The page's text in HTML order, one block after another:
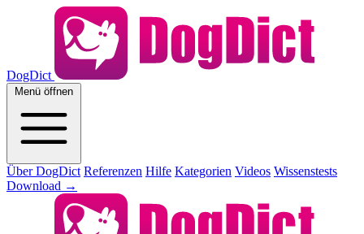
DogDict
Menü öffnen
Über DogDict Referenzen Hilfe Kategorien Videos Wissenstests
Download →